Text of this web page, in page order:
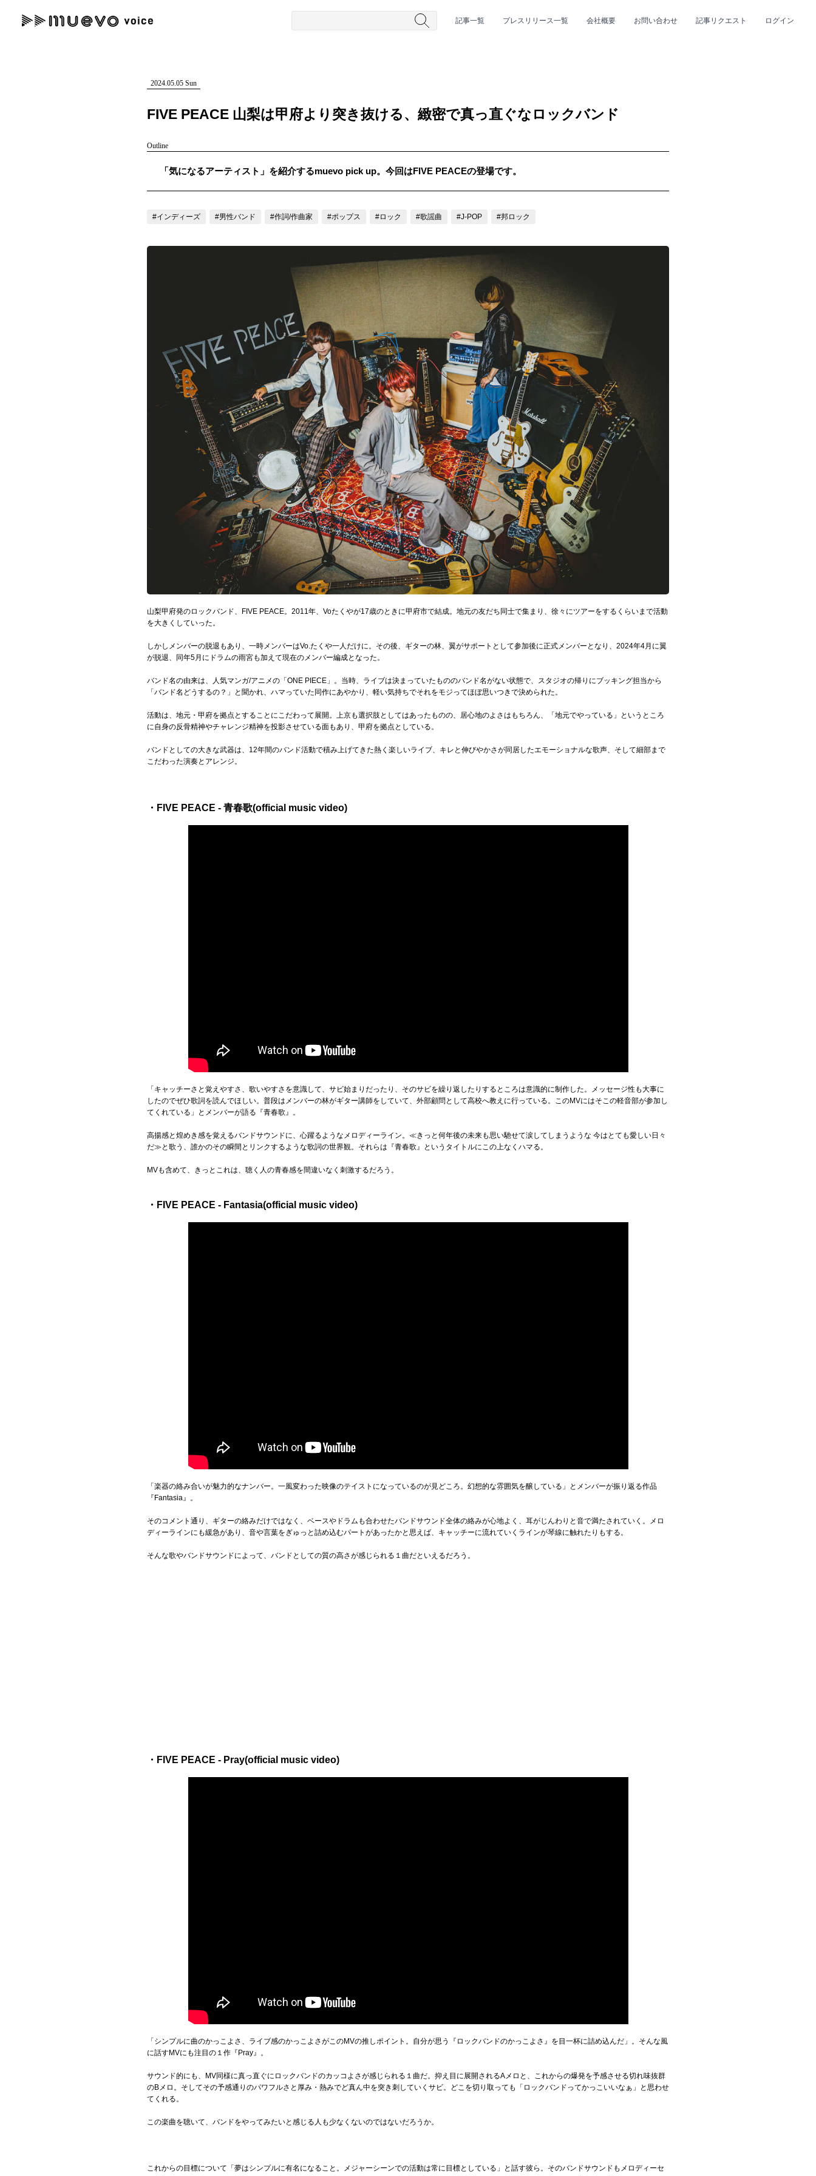
記事一覧 プレスリリース一覧 会社概要 お問い合わせ 記事リクエスト ログイン
#女性SSW #ロック #男性シンガー #HR/HM #女性シンガー #ヒップホップ #男性シンガーグループ #R&B/ソウル
"読者の声を形にする”音楽特化メディア
2024.05.05 Sun
FIVE PEACE 山梨は甲府より突き抜ける、緻密で真っ直ぐなロックバンド
Outline
「気になるアーティスト」を紹介するmuevo pick up。今回はFIVE PEACEの登場です。
#インディーズ #男性バンド #作詞/作曲家 #ポップス #ロック #歌謡曲 #J-POP #邦ロック
山梨甲府発のロックバンド、FIVE PEACE。2011年、Voたくやが17歳のときに甲府市で結成。地元の友だち同士で集まり、徐々にツアーをするくらいまで活動
を大きくしていった。
しかしメンバーの脱退もあり、一時メンバーはVo.たくや一人だけに。その後、ギターの林、翼がサポートとして参加後に正式メンバーとなり、2024年4月に翼
が脱退、同年5月にドラムの雨宮も加えて現在のメンバー編成となった。
バンド名の由来は、人気マンガ/アニメの「ONE PIECE」。当時、ライブは決まっていたもののバンド名がない状態で、スタジオの帰りにブッキング担当から
「バンド名どうするの？」と聞かれ、ハマっていた同作にあやかり、軽い気持ちでそれをモジってほぼ思いつきで決められた。
活動は、地元・甲府を拠点とすることにこだわって展開。上京も選択肢としてはあったものの、居心地のよさはもちろん、「地元でやっている」というところ
に自身の反骨精神やチャレンジ精神を投影させている面もあり、甲府を拠点としている。
バンドとしての大きな武器は、12年間のバンド活動で積み上げてきた熱く楽しいライブ、キレと伸びやかさが同居したエモーショナルな歌声、そして細部まで
こだわった演奏とアレンジ。
・FIVE PEACE - 青春歌(official music video)
「キャッチーさと覚えやすさ、歌いやすさを意識して、サビ始まりだったり、そのサビを繰り返したりするところは意識的に制作した。メッセージ性も大事に
したのでぜひ歌詞を読んでほしい。普段はメンバーの林がギター講師をしていて、外部顧問として高校へ教えに行っている。このMVにはそこの軽音部が参加し
てくれている」とメンバーが語る『青春歌』。
高揚感と煌めき感を覚えるバンドサウンドに、心躍るようなメロディーライン。≪きっと何年後の未来も思い馳せて涙してしまうような 今はとても愛しい日々
だ≫と歌う、誰かのその瞬間とリンクするような歌詞の世界観。それらは『青春歌』というタイトルにこの上なくハマる。
MVも含めて、きっとこれは、聴く人の青春感を間違いなく刺激するだろう。
・FIVE PEACE - Fantasia(official music video)
「楽器の絡み合いが魅力的なナンバー。一風変わった映像のテイストになっているのが見どころ。幻想的な雰囲気を醸している」とメンバーが振り返る作品
『Fantasia』。
そのコメント通り、ギターの絡みだけではなく、ベースやドラムも合わせたバンドサウンド全体の絡みが心地よく、耳がじんわりと音で満たされていく。メロ
ディーラインにも緩急があり、音や言葉をぎゅっと詰め込むパートがあったかと思えば、キャッチーに流れていくラインが琴線に触れたりもする。
そんな歌やバンドサウンドによって、バンドとしての質の高さが感じられる１曲だといえるだろう。
・FIVE PEACE - Pray(official music video)
「シンプルに曲のかっこよさ、ライブ感のかっこよさがこのMVの推しポイント。自分が思う『ロックバンドのかっこよさ』を目一杯に詰め込んだ」。そんな風
に話すMVにも注目の１作『Pray』。
サウンド的にも、MV同様に真っ直ぐにロックバンドのカッコよさが感じられる１曲だ。抑え目に展開されるAメロと、これからの爆発を予感させる切れ味抜群
のBメロ。そしてその予感通りのパワフルさと厚み・熱みでど真ん中を突き刺していくサビ。どこを切り取っても「ロックバンドってかっこいいなぁ」と思わせ
てくれる。
この楽曲を聴いて、バンドをやってみたいと感じる人も少なくないのではないだろうか。
これからの目標について「夢はシンプルに有名になること。メジャーシーンでの活動は常に目標としている」と話す彼ら。そのバンドサウンドもメロディーセ